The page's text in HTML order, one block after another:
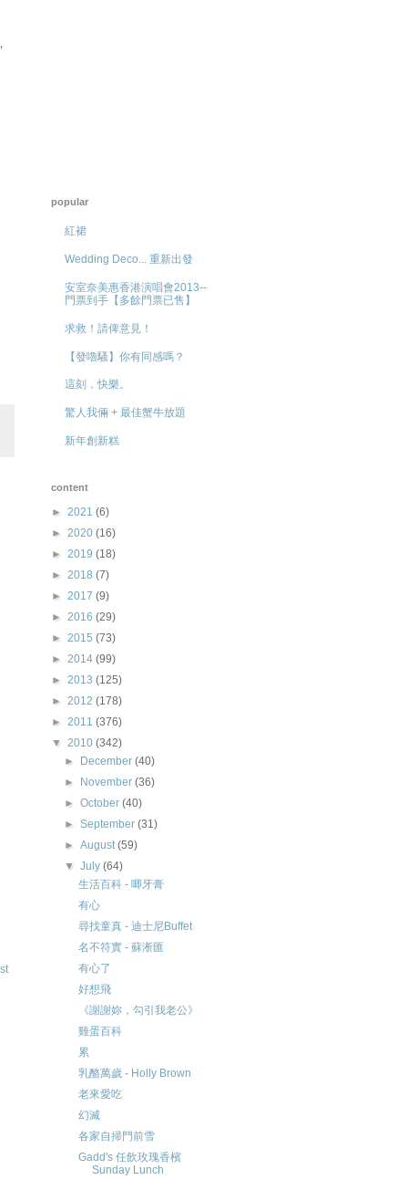
popular
紅裙
Wedding Deco... 重新出發
安室奈美惠香港演唱會2013--
門票到手【多餘門票已售】
求救！請俾意見！
【發嚕騷】你有同感嗎？
這刻，快樂。
驚人我倆 + 最佳蟹牛放題
新年創新糕
content
► 2021 (6)
► 2020 (16)
► 2019 (18)
► 2018 (7)
► 2017 (9)
► 2016 (29)
► 2015 (73)
► 2014 (99)
► 2013 (125)
► 2012 (178)
► 2011 (376)
▼ 2010 (342)
►
December(40)
►
November(36)
►October(40)
►September(31)
►August(59)
▼July(64)
生活百科 - 唧牙膏
有心
尋找童真 - 迪士尼Buffet
名不符實 - 蘇淅匯
有心了
好想飛
《謝謝妳，勾引我老公》
雞蛋百科
累
乳酪萬歲 - Holly Brown
老來愛吃
幻滅
各家自掃門前雪
Gadd's 任飲玫瑰香檳
Sunday Lunch